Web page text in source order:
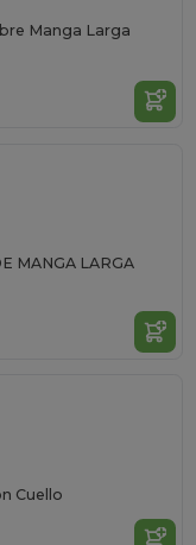
Manga Larga
MANGA LARGA
Cuello